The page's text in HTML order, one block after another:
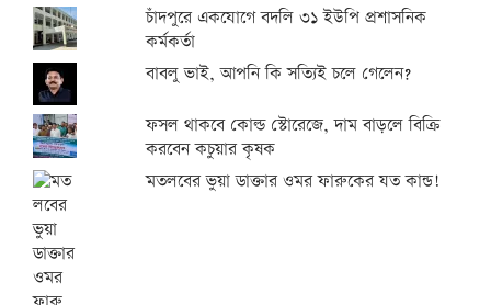
চাঁদপুরে একযোগে বদলি ৩১ ইউপি প্রশাসনিক
কর্মকর্তা
বাবলু ভাই, আপনি কি সত্যিই চলে গেলেন?
ফসল থাকবে কোল্ড স্টোরেজে, দাম বাড়লে বিক্রি
করবেন কচুয়ার কৃষক
মতলবের ভুয়া ডাক্তার ওমর ফারুকের যত কান্ড!